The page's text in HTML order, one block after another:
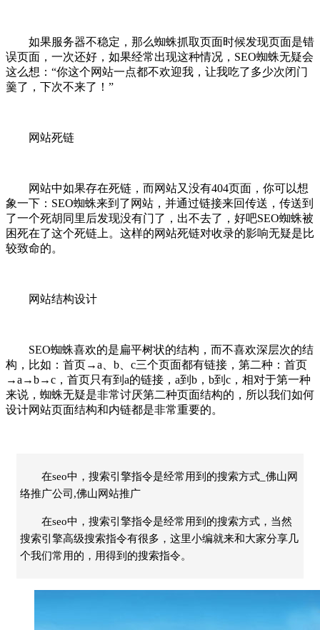
如果服务器不稳定，那么蜘蛛抓取页面时候发现页面是错
误页面，一次还好，如果经常出现这种情况，SEO蜘蛛无疑会
这么想：“你这个网站一点都不欢迎我，让我吃了多少次闭门
羹了，下次不来了！”
网站死链
网站中如果存在死链，而网站又没有404页面，你可以想
象一下：SEO蜘蛛来到了网站，并通过链接来回传送，传送到
了一个死胡同里后发现没有门了，出不去了，好吧SEO蜘蛛被
困死在了这个死链上。这样的网站死链对收录的影响无疑是比
较致命的。
网站结构设计
SEO蜘蛛喜欢的是扁平树状的结构，而不喜欢深层次的结
构，比如：首页→a、b、c三个页面都有链接，第二种：首页
→a→b→c，首页只有到a的链接，a到b，b到c，相对于第一种
来说，蜘蛛无疑是非常讨厌第二种页面结构的，所以我们如何
设计网站页面结构和内链都是非常重要的。
在seo中，搜索引擎指令是经常用到的搜索方式_佛山网
络推广公司,佛山网站推广
在seo中，搜索引擎指令是经常用到的搜索方式，当然
搜索引擎高级搜索指令有很多，这里小编就来和大家分享几
个我们常用的，用得到的搜索指令。